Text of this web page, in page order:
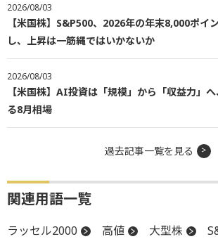
2026/08/03
【米国株】S&P500、2026年の年末8,000ポイ
し、上昇は一筋縄ではいかないか
2026/08/03
【米国株】AI投資は「規模」から「収益力」
る8月相場
過去記事一覧を見る
関連用語一覧
ラッセル2000 高値 大型株